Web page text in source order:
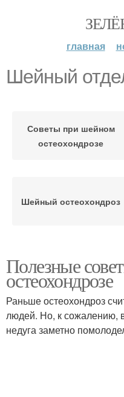
главная
Шейный
Советы при шейном
остеохондрозе
Шейный остеохондроз
Полезные
остеохондрозе
Раньше остеохондроз
людей. Но, к сожалению,
недуга заметно